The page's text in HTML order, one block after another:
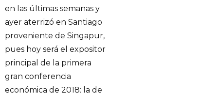
en las últimas semanas y
ayer aterrizó en Santiago
proveniente de Singapur,
pues hoy será el expositor
principal de la primera
gran conferencia
económica de 2018: la de